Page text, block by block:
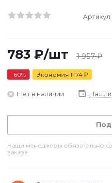
Артикул:
783 ₽/шт 1 957₽
-60% Экономия 1 174 ₽
Нет в наличии
Под
Наши менеджеры обязательно
заказа